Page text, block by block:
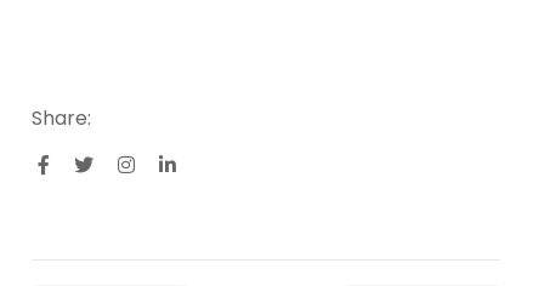
Share: